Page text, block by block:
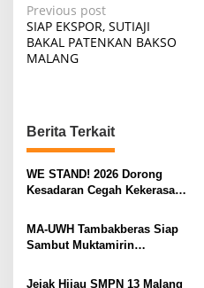
P
o
s
a
v
i
a
Previous post
SIAP EKSPOR, SUTIAJI
BAKAL PATENKAN BAKSO
MALANG
Berita Terkait
WE STAND! 2026 Dorong
Kesadaran Cegah Kekerasan
MA-UWH Tambakberas Siap
Sambut Muktamirin
Jejak Hijau SMPN 13 Malang